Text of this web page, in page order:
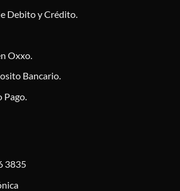
Debito y Crédito.
Oxxo.
Bancario.
Pago.
3835